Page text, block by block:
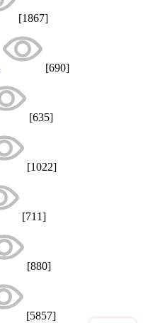
[1867]
[690]
[635]
[1022]
[711]
[880]
[5857]